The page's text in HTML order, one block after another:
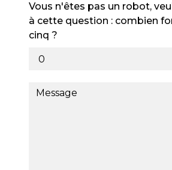
Vous n'êtes pas un robot,
à cette question : combien
cinq ?